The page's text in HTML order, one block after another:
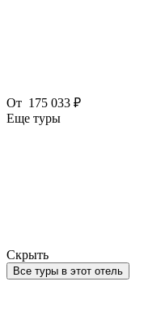
От 175 033 ₽
Еще туры
Скрыть
Все туры в этот отель